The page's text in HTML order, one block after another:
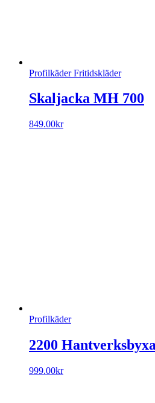
Profilkäder Fritidskläder
Skaljacka MH 700
849.00kr
Profilkäder
2200
999.00kr